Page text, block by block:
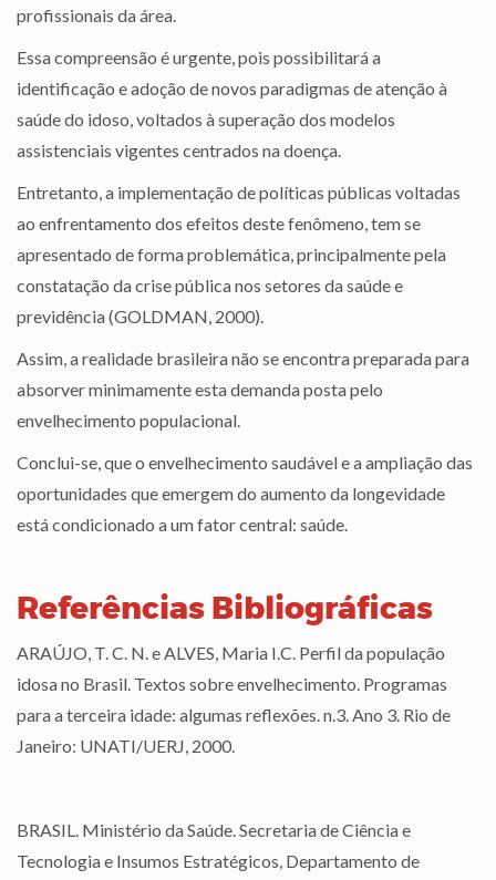
profissionais da área.
Essa compreensão é urgente, pois possibilitará a
identificação e adoção de novos paradigmas de atenção à
saúde do idoso, voltados à superação dos modelos
assistenciais vigentes centrados na doença.
Entretanto, a implementação de políticas públicas voltadas
ao enfrentamento dos efeitos deste fenômeno, tem se
apresentado de forma problemática, principalmente pela
constatação da crise pública nos setores da saúde e
previdência (GOLDMAN, 2000).
Assim, a realidade brasileira não se encontra preparada para
absorver minimamente esta demanda posta pelo
envelhecimento populacional.
Conclui-se, que o envelhecimento saudável e a ampliação das
oportunidades que emergem do aumento da longevidade
está condicionado a um fator central: saúde.
Referências Bibliográficas
ARAÚJO, T. C. N. e ALVES, Maria I.C. Perfil da população
idosa no Brasil. Textos sobre envelhecimento. Programas
para a terceira idade: algumas reflexões. n.3. Ano 3. Rio de
Janeiro: UNATI/UERJ, 2000.
BRASIL. Ministério da Saúde. Secretaria de Ciência e
Tecnologia e Insumos Estratégicos, Departamento de